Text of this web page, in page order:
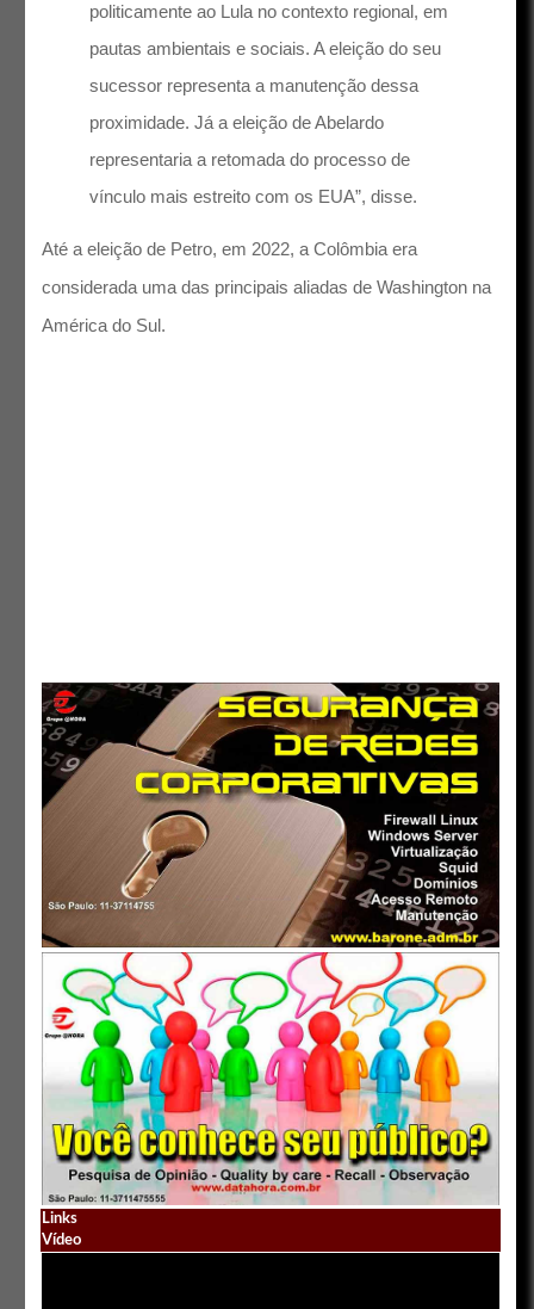
politicamente ao Lula no contexto regional, em
pautas ambientais e sociais. A eleição do seu
sucessor representa a manutenção dessa
proximidade. Já a eleição de Abelardo
representaria a retomada do processo de
vínculo mais estreito com os EUA”, disse.
Até a eleição de Petro, em 2022, a Colômbia era
considerada uma das principais aliadas de Washington na
América do Sul.
Links
Vídeo